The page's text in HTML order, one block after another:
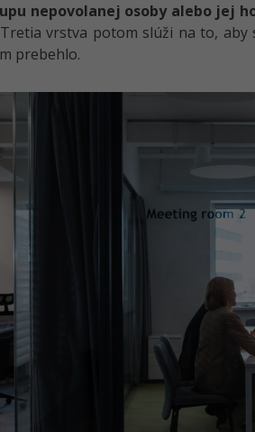
nepovolanej osoby alebo jej
vrstva potom slúži na to, aby
prebehlo.